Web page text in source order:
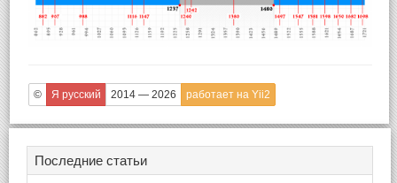
© Я русский 2014 — 2026 работает на Yii2
Последние статьи